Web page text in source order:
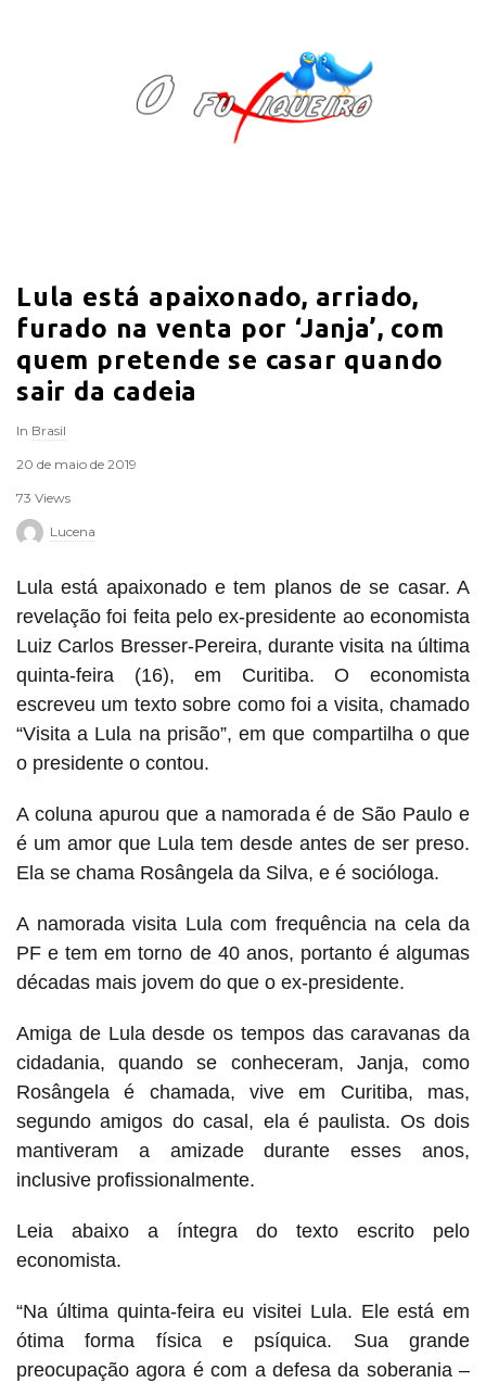
F
q
u
e
o
Lula está apaixonado, arriado,
furado na venta por ‘Janja’, com
quem pretende se casar quando
sair da cadeia
In Brasil
20 de maio de 2019
73 Views
Lucena
Lula está apaixonado e tem planos de se casar. A
revelação foi feita pelo ex-presidente ao economista
Luiz Carlos Bresser-Pereira, durante visita na última
quinta-feira (16), em Curitiba. O economista
escreveu um texto sobre como foi a visita, chamado
“Visita a Lula na prisão”, em que compartilha o que
o presidente o contou.
A coluna apurou que a namorada é de São Paulo e
é um amor que Lula tem desde antes de ser preso.
Ela se chama Rosângela da Silva, e é socióloga.
A namorada visita Lula com frequência na cela da
PF e tem em torno de 40 anos, portanto é algumas
décadas mais jovem do que o ex-presidente.
Amiga de Lula desde os tempos das caravanas da
cidadania, quando se conheceram, Janja, como
Rosângela é chamada, vive em Curitiba, mas,
segundo amigos do casal, ela é paulista. Os dois
mantiveram a amizade durante esses anos,
inclusive profissionalmente.
Leia abaixo a íntegra do texto escrito pelo
economista.
“Na última quinta-feira eu visitei Lula. Ele está em
ótima forma física e psíquica. Sua grande
preocupação agora é com a defesa da soberania –